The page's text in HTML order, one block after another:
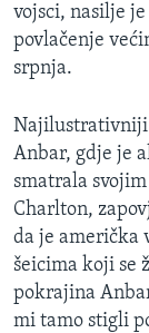
vojsci, nasilje
povlačenje
srpnja.
Najilustrativniji
Anbar, gdje je
smatrala
Charlton,
da je američka
šeicima koji se
pokrajina
mi tamo stigli